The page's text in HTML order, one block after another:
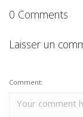
0 Comments
Laisser un
Comment: